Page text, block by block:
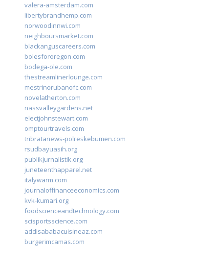
valera-amsterdam.com
libertybrandhemp.com
norwoodinnwi.com
neighboursmarket.com
blackanguscareers.com
bolesfororegon.com
bodega-ole.com
thestreamlinerlounge.com
mestrinorubanofc.com
novelatherton.com
nassvalleygardens.net
electjohnstewart.com
omptourtravels.com
tribratanews-polreskebumen.com
rsudbayuasih.org
publikjurnalistik.org
juneteenthapparel.net
italywarm.com
journaloffinanceeconomics.com
kvk-kumari.org
foodscienceandtechnology.com
scisportsscience.com
addisababacuisineaz.com
burgerimcamas.com